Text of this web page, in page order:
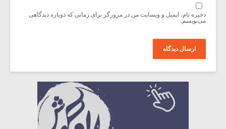
ذخیره نام، ایمیل و وبسایت من در مرورگر برای زمانی که دوباره دیدگاهی
می‌نویسم.